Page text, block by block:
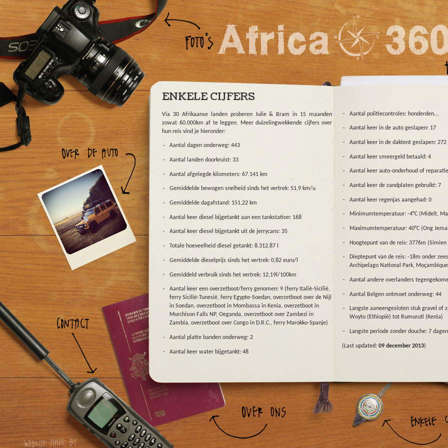
Overslaan en naar de algemene inhoud gaan
ENKELE CIJFERS
Via 30 Afrikaanse landen proberen Julie & Bram in 15 maanden
zowat 60.000km af te leggen. Meer duizelingwekkende cijfers over
hun reis vind je hieronder:
Aantal dagen onderweg: 443
Aantal landen doorkruist: 33
Aantal afgelegde kilometers: 67.141 km
Gemiddelde bewogen snelheid sinds het vertrek: 51,9 km/u
Gemiddelde dagafstand: 151,22 km
Aantal keer diesel bijgetankt aan een tankstation: 168
Aantal keer diesel bijgetankt uit de jerrycans: 35
Totale hoeveelheid diesel getankt: 8.312,87 l
Gemiddelde dieselprijs sinds het vertrek: 0,82 euro/l
Gemiddeld verbruik sinds het vertrek: 12,19l/100km
Aantal keer een overzetboot/ferry genomen: 9 (ferry Italië-Sicilië,
ferry Sicilië-Tunesië, ferry Egypte-Soedan, overzetboot over de Nijl
in Soedan, overzetboot in Mombassa in Kenia, overzetboot in
Murchison Falls NP, Oeganda, overzetboot over Zambezi in
Zambia, overzetboot over Congo in D.R.C., ferry Marokko-Spanje)
Aantal platte banden onderweg: 2
Aantal keer water bijgetankt: 48
Aantal politiecontroles: honderden...
Aantal keer in de auto geslapen: 17
Aantal keer in de daktent geslapen: 272
Aantal keer smeergeld betaald: 4
Aantal keer auto-onderhoud of
Aantal keer de zandplaten gebruikt: 7
Aantal keer regenjas aangehad: 0
Minimumtemperatuur: -4°C (Midelt,
Maximumtemperatuur: 40°C (Ong
Hoogtepunt van de reis: 3776m
Dieptepunt van de reis: -18m onder
Archipelago National Park,
Aantal andere overlanders
Aantal Belgen ontmoet onderweg: 44
Langste aaneengesloten stuk gravel of
Woyto (Ethiopië) tot Rumuruti (Kenia)
Langste periode zonder douche: 7 dagen
(Last updated: 09 december 2013)